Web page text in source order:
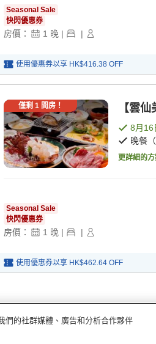
Seasonal Sale
快閃優惠券
房價： 1 晚 | |
使用優惠券以享 HK$416.38 OFF
僅剩 1間房！ 【雲
8月16
晚餐
更詳細的
Seasonal Sale
快閃優惠券
房價： 1 晚 | |
使用優惠券以享 HK$462.64 OFF
們的社群媒體、廣告和分析合作夥伴